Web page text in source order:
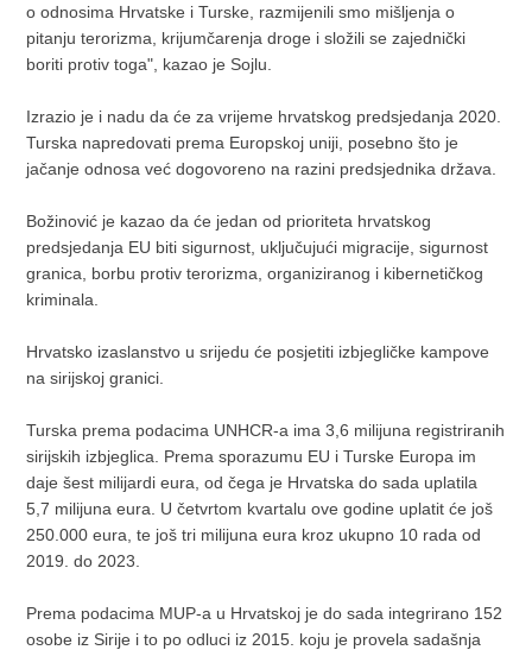
o odnosima Hrvatske i Turske, razmijenili smo mišljenja o
pitanju terorizma, krijumčarenja droge i složili se zajednički
boriti protiv toga", kazao je Sojlu.
Izrazio je i nadu da će za vrijeme hrvatskog predsjedanja 2020.
Turska napredovati prema Europskoj uniji, posebno što je
jačanje odnosa već dogovoreno na razini predsjednika država.
Božinović je kazao da će jedan od prioriteta hrvatskog
predsjedanja EU biti sigurnost, uključujući migracije, sigurnost
granica, borbu protiv terorizma, organiziranog i kibernetičkog
kriminala.
Hrvatsko izaslanstvo u srijedu će posjetiti izbjegličke kampove
na sirijskoj granici.
Turska prema podacima UNHCR-a ima 3,6 milijuna registriranih
sirijskih izbjeglica. Prema sporazumu EU i Turske Europa im
daje šest milijardi eura, od čega je Hrvatska do sada uplatila
5,7 milijuna eura. U četvrtom kvartalu ove godine uplatit će još
250.000 eura, te još tri milijuna eura kroz ukupno 10 rada od
2019. do 2023.
Prema podacima MUP-a u Hrvatskoj je do sada integrirano 152
osobe iz Sirije i to po odluci iz 2015. koju je provela sadašnja